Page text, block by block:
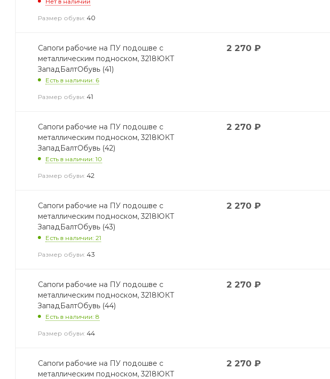
Размер обуви: 40
Сапоги рабочие на ПУ подошве с
металлическим подноском, 3218ЮКТ
ЗападБалтОбувь (41)
Есть в наличии: 6
Размер обуви: 41
2 270 ₽
Сапоги рабочие на ПУ подошве с
металлическим подноском, 3218ЮКТ
ЗападБалтОбувь (42)
Есть в наличии: 10
Размер обуви: 42
2 270 ₽
Сапоги рабочие на ПУ подошве с
металлическим подноском, 3218ЮКТ
ЗападБалтОбувь (43)
Есть в наличии: 21
Размер обуви: 43
2 270 ₽
Сапоги рабочие на ПУ подошве с
металлическим подноском, 3218ЮКТ
ЗападБалтОбувь (44)
Есть в наличии: 8
Размер обуви: 44
2 270 ₽
Сапоги рабочие на ПУ подошве с
металлическим подноском, 3218ЮКТ
2 270 ₽